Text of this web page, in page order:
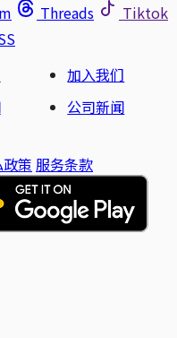
Threads
Tiktok
加入我们
公司新闻
策 服务条款